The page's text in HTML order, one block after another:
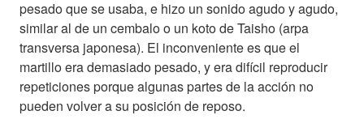
pesado que se usaba, e hizo un sonido agudo y agudo,
similar al de un cembalo o un koto de Taisho (arpa
transversa japonesa). El inconveniente es que el
martillo era demasiado pesado, y era difícil reproducir
repeticiones porque algunas partes de la acción no
pueden volver a su posición de reposo.